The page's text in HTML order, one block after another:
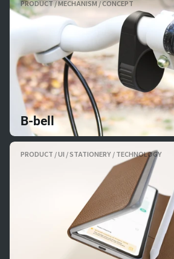
PRODUCT / MECHANISM / CONCEPT
B-bell
PRODUCT / UI / STATIONERY / TECHNOLOGY